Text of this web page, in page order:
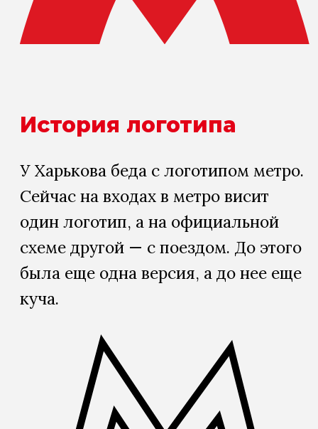
История логотипа
У Харькова беда с логотипом метро.
Сейчас на входах в метро висит
один логотип, а на официальной
схеме другой — с поездом. До этого
была еще одна версия, а до нее еще
куча.